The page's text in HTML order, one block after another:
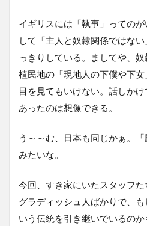
イギリスには「執事」っての
して「主人と奴隷関係ではな
っきりしている。ましてや、
植民地の「現地人の下僕や下
目を見てもいけない。話しか
あったのは想像できる。
う～～む、日本も同じかぁ。「
みたいな。
今回、すき家にいたスタッフ
グラディッシュ人ばかりで、
いう伝統を引き継いでいるのか